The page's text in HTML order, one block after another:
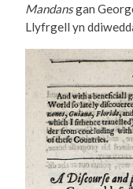
Mandansgan
Llyfrgell yn